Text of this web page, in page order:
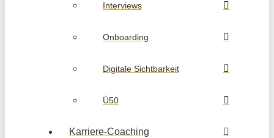
Interviews
Onboarding
Digitale Sichtbarkeit
Ü50
Karriere-Coaching